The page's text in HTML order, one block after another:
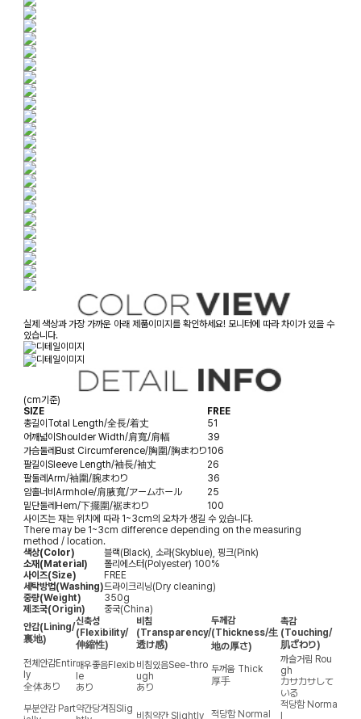
실제 색상과 가장 가까운 아래 제품이미지를 확인하세요! 모니터에 따라 차이가 있을 수
있습니다.
(cm기준)
SIZE
FREE
총길이Total Length/全長/着丈
51
어깨넓이Shoulder Width/肩寬/肩幅
39
가슴둘레Bust Circumference/胸圍/胸まわり106
팔길이Sleeve Length/袖長/袖丈
26
팔둘레Arm/袖圍/腕まわり
36
암홀너비Armhole/肩腋寬/アームホール
25
밑단둘레Hem/下擺圍/裾まわり
100
사이즈는 재는 위치에 따라 1~3cm의 오차가 생길 수 있습니다.
There may be 1~3cm difference depending on the measuring
method / location.
색상(Color)
블랙(Black), 소라(Skyblue), 핑크(Pink)
소재(Material)
폴리에스터(Polyester) 100%
사이즈(Size)
FREE
세탁방법(Washing)드라이크리닝(Dry cleaning)
중량(Weight)
350g
제조국(Origin)
중국(China)
안감(Lining/
裏地)
신축성
(Flexibility/
伸縮性)
비침
(Transparency/
透け感)
두께감
(Thickness/生
地の厚さ)
촉감
(Touching/
肌ざわり)
전체안감Entir
ly
全体あり
매우좋음Flexib
le
あり
비침있음See-thro
ugh
あり
두꺼움 Thick
厚手
까슬거림 Rou
gh
カサカサして
いる
부분안감 Part약간당겨짐Slig
비침약간 Slightly 적당함 Normal
적당함 Norma
l